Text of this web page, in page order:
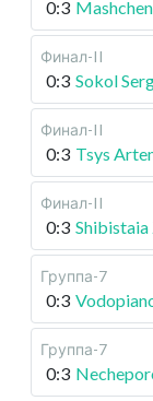
0:3
Финал-II
0:3 Sokol
Финал-II
0:3 Tsys
Финал-II
0:3 Shibistaia
Группа-7
0:3
Группа-7
0:3